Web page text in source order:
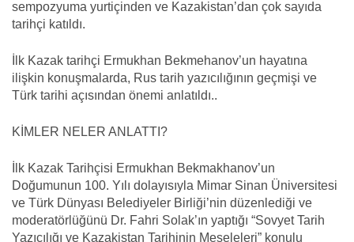
sempozyuma yurtiçinden ve Kazakistan’dan çok sayıda
tarihçi katıldı.
İlk Kazak tarihçi Ermukhan Bekmehanov’un hayatına
ilişkin konuşmalarda, Rus tarih yazıcılığının geçmişi ve
Türk tarihi açısından önemi anlatıldı..
KİMLER NELER ANLATTI?
İlk Kazak Tarihçisi Ermukhan Bekmakhanov’un
Doğumunun 100. Yılı dolayısıyla Mimar Sinan Üniversitesi
ve Türk Dünyası Belediyeler Birliği’nin düzenlediği ve
moderatörlüğünü Dr. Fahri Solak’ın yaptığı “Sovyet Tarih
Yazıcılığı ve Kazakistan Tarihinin Meseleleri” konulu